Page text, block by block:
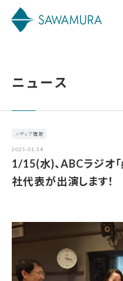
ニュース
メディア情報
2025.01.14
1/15(水)、ABCラジオ
社代表が出演します！